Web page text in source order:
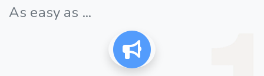
As easy as ...